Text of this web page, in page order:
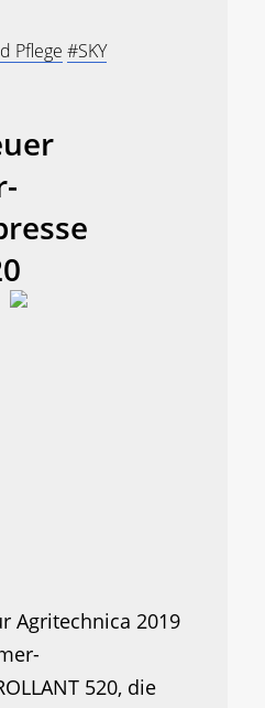
Pflege #SKY
Agritechnica 2019
520, die